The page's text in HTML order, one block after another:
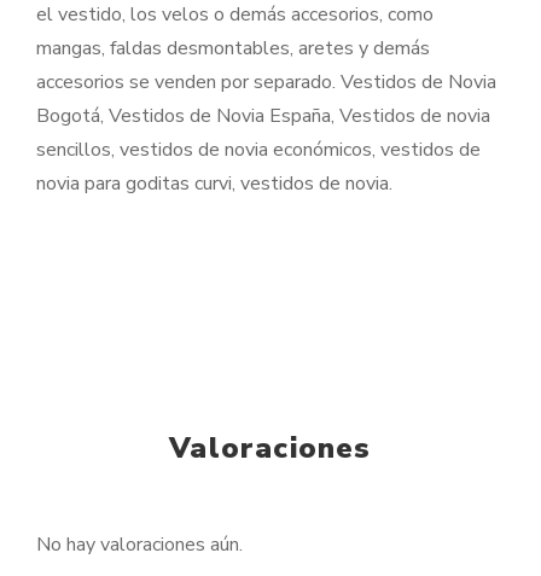
el vestido, los velos o demás accesorios, como
mangas, faldas desmontables, aretes y demás
accesorios se venden por separado. Vestidos de Novia
Bogotá, Vestidos de Novia España, Vestidos de novia
sencillos, vestidos de novia económicos, vestidos de
novia para goditas curvi, vestidos de novia.
Valoraciones
No hay valoraciones aún.